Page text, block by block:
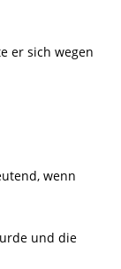
er sich wegen
wenn
und die